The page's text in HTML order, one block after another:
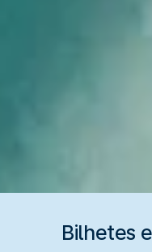
Bilhetes